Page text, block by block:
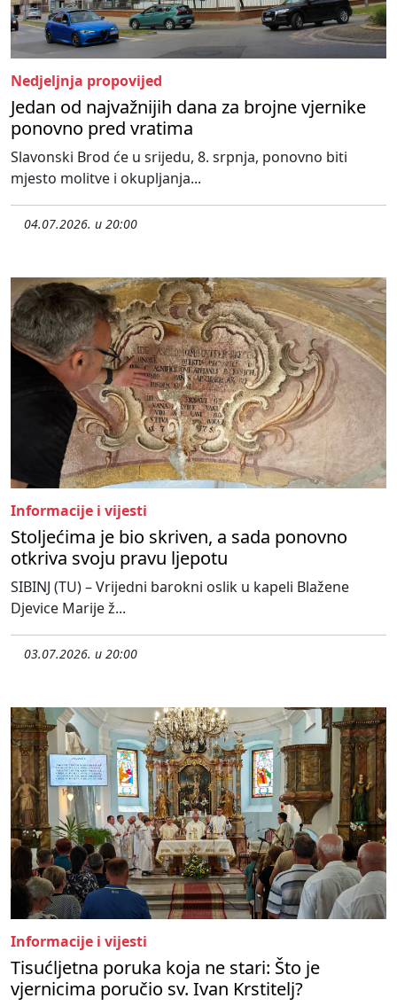
Nedjeljnja propovijed
Jedan od najvažnijih dana za brojne vjernike
ponovno pred vratima
Slavonski Brod će u srijedu, 8. srpnja, ponovno biti
mjesto molitve i okupljanja...
04.07.2026. u 20:00
Informacije i vijesti
Stoljećima je bio skriven, a sada ponovno
otkriva svoju pravu ljepotu
SIBINJ (TU) – Vrijedni barokni oslik u kapeli Blažene
Djevice Marije ž...
03.07.2026. u 20:00
Informacije i vijesti
Tisućljetna poruka koja ne stari: Što je
vjernicima poručio sv. Ivan Krstitelj?